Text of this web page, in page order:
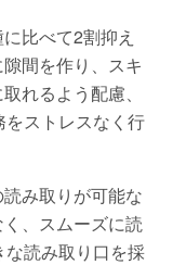
比べて2割抑え
間を作り、スキ
れるよう配慮、
ストレスなく行
み取りが可能な
く、スムーズに読
読み取り口を採